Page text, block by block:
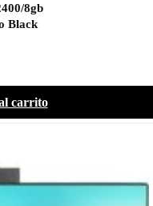
8gb
Black
carrito